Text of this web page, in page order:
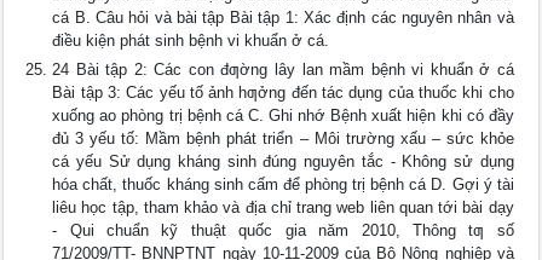
cá B. Câu hỏi và bài tập Bài tập 1: Xác định các nguyên nhân và
điều kiện phát sinh bệnh vi khuẩn ở cá.
24 Bài tập 2: Các con đƣờng lây lan mầm bệnh vi khuẩn ở cá
Bài tập 3: Các yếu tố ảnh hƣởng đến tác dụng của thuốc khi cho
xuống ao phòng trị bệnh cá C. Ghi nhớ Bệnh xuất hiện khi có đầy
đủ 3 yếu tố: Mầm bệnh phát triển – Môi trường xấu – sức khỏe
cá yếu Sử dụng kháng sinh đúng nguyên tắc - Không sử dụng
hóa chất, thuốc kháng sinh cấm để phòng trị bệnh cá D. Gợi ý tài
liêu học tập, tham khảo và địa chỉ trang web liên quan tới bài dạy
- Qui chuẩn kỹ thuật quốc gia năm 2010, Thông tƣ số
71/2009/TT- BNNPTNT ngày 10-11-2009 của Bộ Nông nghiệp và